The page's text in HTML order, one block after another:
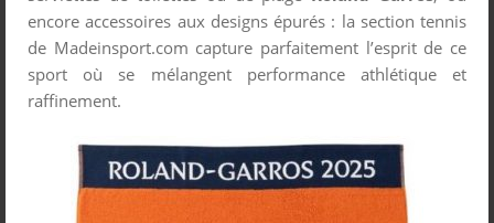
encore accessoires aux designs épurés : la section tennis
de Madeinsport.com capture parfaitement l’esprit de ce
sport où se mélangent performance athlétique et
raffinement.